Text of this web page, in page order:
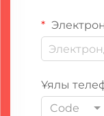
Ұялы
Code